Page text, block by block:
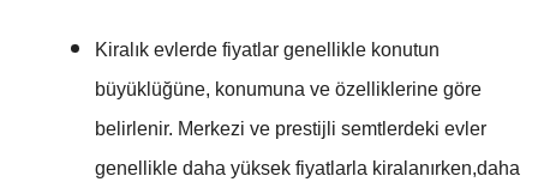
Kiralık evlerde fiyatlar genellikle konutun
büyüklüğüne, konumuna ve özelliklerine göre
belirlenir. Merkezi ve prestijli semtlerdeki evler
genellikle daha yüksek fiyatlarla kiralanırken,daha